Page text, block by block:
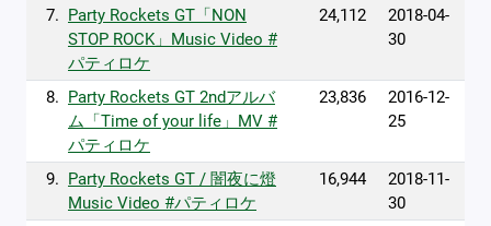
7. Party Rockets GT「NON
STOP ROCK」Music Video #
パティロケ
24,112
2018-04-
30
8. Party Rockets GT 2ndアルバ
ム「Time of your life」MV #
パティロケ
23,836
2016-12-
25
9. Party Rockets GT / 闇夜に燈
Music Video #パティロケ
16,944
2018-11-
30